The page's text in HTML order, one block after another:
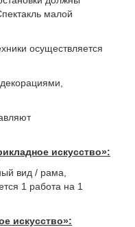
малой
осуществляется
искусство»:
вид / рама,
1 работа на 1
искусство»: